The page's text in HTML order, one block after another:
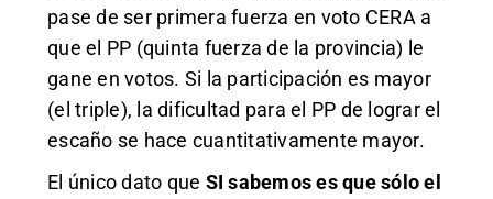
pase de ser primera fuerza en voto CERA a
que el PP (quinta fuerza de la provincia) le
gane en votos. Si la participación es mayor
(el triple), la dificultad para el PP de lograr el
escaño se hace cuantitativamente mayor.
El único dato que SI sabemos es que sólo el